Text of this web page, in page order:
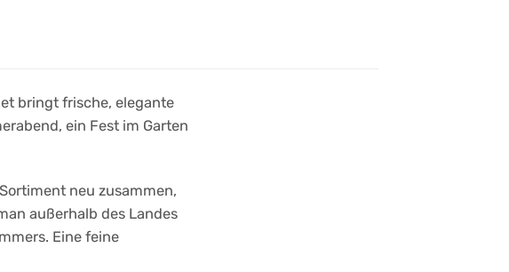
bringt frische, elegante
ein Fest im Garten
neu zusammen,
außerhalb des Landes
Eine feine